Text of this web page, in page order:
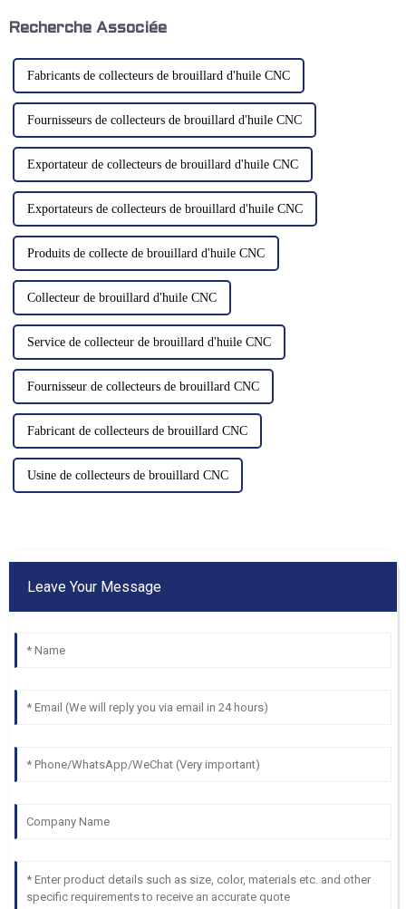
composants électriques et
contrôle...
Recherche Associée
Fabricants de collecteurs de brouillard d'huile CNC
Fournisseurs de collecteurs de brouillard d'huile CNC
Exportateur de collecteurs de brouillard d'huile CNC
Exportateurs de collecteurs de brouillard d'huile CNC
Produits de collecte de brouillard d'huile CNC
Collecteur de brouillard d'huile CNC
Service de collecteur de brouillard d'huile CNC
Fournisseur de collecteurs de brouillard CNC
Fabricant de collecteurs de brouillard CNC
Usine de collecteurs de brouillard CNC
Leave Your Message